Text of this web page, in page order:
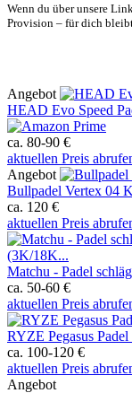
Wenn du über unsere
Provision – für dich
Angebot
HEAD Evo Speed
ca. 80-90 €
aktuellen Preis
Angebot
Bullpadel Vertex 04
ca. 120 €
aktuellen Preis
Matchu - Padel
ca. 50-60 €
aktuellen Preis
RYZE Pegasus
ca. 100-120 €
aktuellen Preis
Angebot